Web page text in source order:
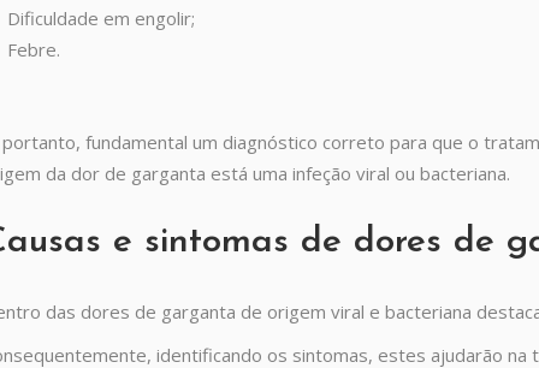
Dificuldade em engolir;
Febre.
portanto, fundamental um diagnóstico correto para que o
da dor de garganta está uma infeção viral ou bacteriana.
e sintomas de dores de
das dores de garganta de origem viral e bacteriana
identificando os sintomas, estes ajudarão